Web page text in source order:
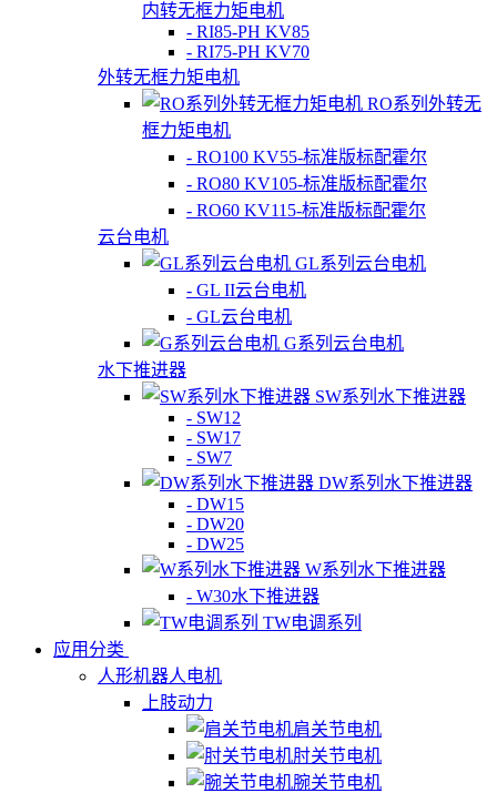
内转无框力矩电机
- RI85-PH KV85
- RI75-PH KV70
外转无框力矩电机
RO系列外转无
框力矩电机
- RO100 KV55-标准版标配霍尔
- RO80 KV105-标准版标配霍尔
- RO60 KV115-标准版标配霍尔
云台电机
GL系列云台电机
- GL II云台电机
- GL云台电机
G系列云台电机
水下推进器
SW系列水下推进器
- SW12
- SW17
- SW7
DW系列水下推进器
- DW15
- DW20
- DW25
W系列水下推进器
- W30水下推进器
TW电调系列
应用分类
人形机器人电机
上肢动力
肩关节电机
肘关节电机
腕关节电机